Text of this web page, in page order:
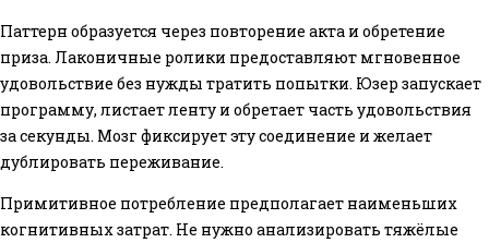
Паттерн образуется через повторение акта и обретение
приза. Лаконичные ролики предоставляют мгновенное
удовольствие без нужды тратить попытки. Юзер запускает
программу, листает ленту и обретает часть удовольствия
за секунды. Мозг фиксирует эту соединение и желает
дублировать переживание.
Примитивное потребление предполагает наименьших
когнитивных затрат. Не нужно анализировать тяжёлые